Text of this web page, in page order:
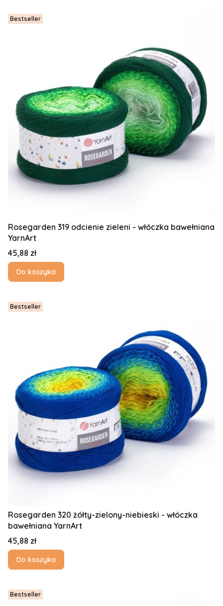
Bestseller
Rosegarden 319 odcienie zieleni - włóczka bawełniana
YarnArt
Cena
45,88 zł
Do koszyka
Bestseller
Rosegarden 320 żółty-zielony-niebieski - włóczka
bawełniana YarnArt
Cena
45,88 zł
Do koszyka
Bestseller